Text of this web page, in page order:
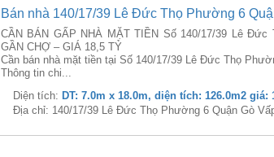
Bán nhà 140/17/39 Lê Đức Thọ Phường 6
CẦN BÁN GẤP NHÀ MẶT TIỀN Số 140/17/39 Lê
GẦN CHỢ – GIÁ 18,5 TỶ
Cần bán nhà mặt tiền tại Số 140/17/39 Lê Đức Thọ
Thông tin chi...
Diện tích: DT: 7.0m x 18.0m, diện tích: 126.0m2 giá:
Địa chỉ: 140/17/39 Lê Đức Thọ Phường 6 Quận Gò